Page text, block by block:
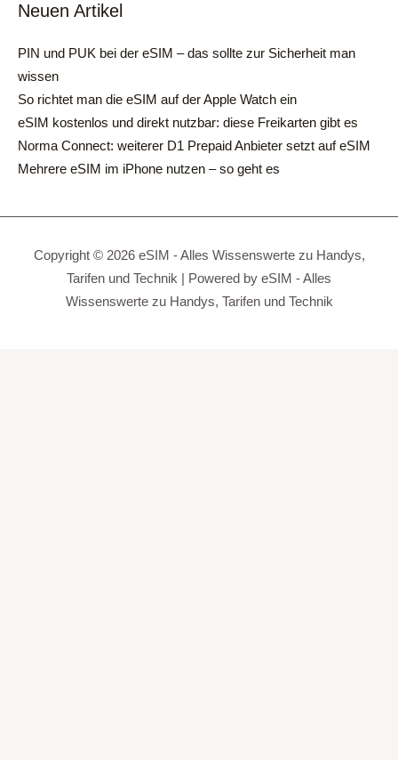
Neuen Artikel
PIN und PUK bei der eSIM – das sollte zur Sicherheit man
wissen
So richtet man die eSIM auf der Apple Watch ein
eSIM kostenlos und direkt nutzbar: diese Freikarten gibt es
Norma Connect: weiterer D1 Prepaid Anbieter setzt auf eSIM
Mehrere eSIM im iPhone nutzen – so geht es
Copyright © 2026 eSIM - Alles Wissenswerte zu Handys,
Tarifen und Technik | Powered by eSIM - Alles
Wissenswerte zu Handys, Tarifen und Technik